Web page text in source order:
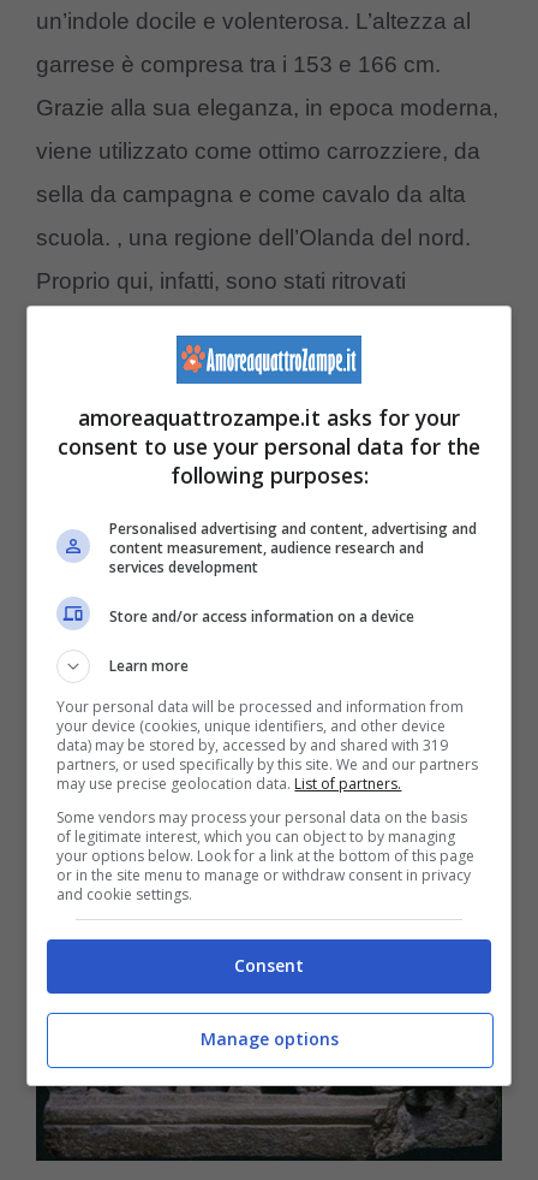
un’indole docile e volenterosa. L’altezza al
garrese è compresa tra i 153 e 166 cm.
Grazie alla sua eleganza, in epoca moderna,
viene utilizzato come ottimo carrozziere, da
sella da campagna e come cavalo da alta
scuola. , una regione dell’Olanda del nord.
Proprio qui, infatti, sono stati ritrovati
che sono databili intorno a circa 3000 anni
fa: alcuni di questi ritrovamenti ossei si fanno
risalire addirittura all’epoca preistorica.
Ti potrebbe interessare–>
Eleganza innata da ammirare:
-FOTO
Razze cavalli dal profilo montonino:
dal Murgese al Frisone
Il cavallo di Troia
amoreaquattrozampe.it asks for your
consent to use your personal data for the
following purposes:
Personalised advertising and content, advertising and
content measurement, audience research and
services development
Store and/or access information on a device
Learn more
Your personal data will be processed and information from
your device (cookies, unique identifiers, and other device
data) may be stored by, accessed by and shared with 319
partners, or used specifically by this site. We and our partners
may use precise geolocation data. List of partners.
Some vendors may process your personal data on the basis
of legitimate interest, which you can object to by managing
your options below. Look for a link at the bottom of this page
or in the site menu to manage or withdraw consent in privacy
and cookie settings.
Consent
Manage options